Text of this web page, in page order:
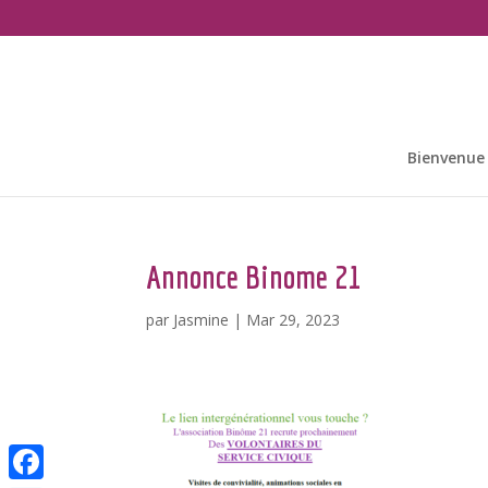
Annonce Binome 21
par Jasmine | Mar 29, 2023